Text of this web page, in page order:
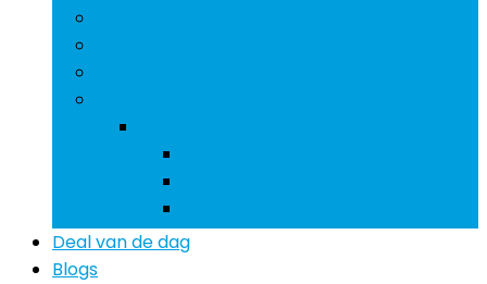
Deal van de dag
Blogs